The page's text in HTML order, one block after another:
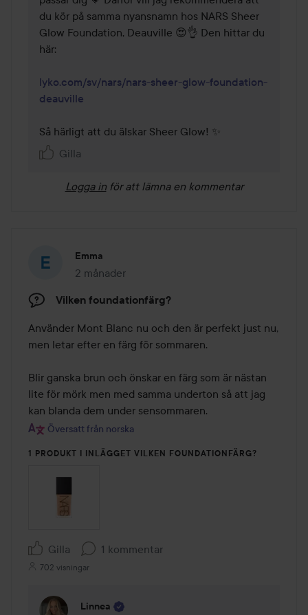
du kör på samma nyansnamn hos NARS Sheer
Glow Foundation, Deauville 😍👌 Den hittar du
här:
lyko.com/sv/nars/nars-sheer-glow-foundation-
deauville
Så härligt att du älskar Sheer Glow! ✨
Gilla
Logga in för att lämna en kommentar
Emma
2 månader
Inlägget skapades 2 månader
Vilken foundationfärg?
Använder Mont Blanc nu och den är perfekt just nu,
men letar efter en färg för sommaren.
Blir ganska brun och önskar en färg som är nästan
lite för mörk men med samma underton så att jag
kan blanda dem under sensommaren.
Översatt från norska
1 PRODUKT I INLÄGGET VILKEN FOUNDATIONFÄRG?
Gilla 1 kommentar
702 visningar
Linnea